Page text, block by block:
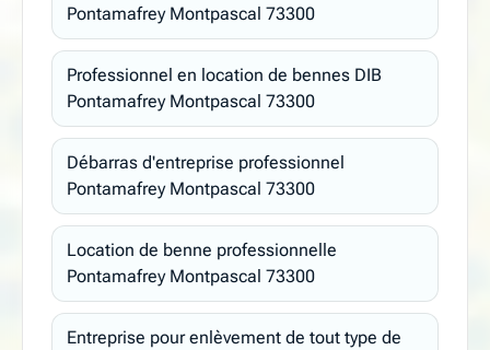
Pontamafrey Montpascal 73300
Professionnel en location de bennes DIB
Pontamafrey Montpascal 73300
Débarras d'entreprise professionnel
Pontamafrey Montpascal 73300
Location de benne professionnelle
Pontamafrey Montpascal 73300
Entreprise pour enlèvement de tout type de